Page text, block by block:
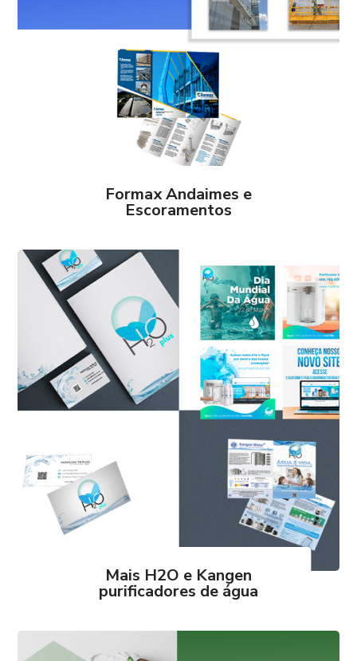
Formax Andaimes e
Escoramentos
Mais H2O e Kangen
purificadores de água